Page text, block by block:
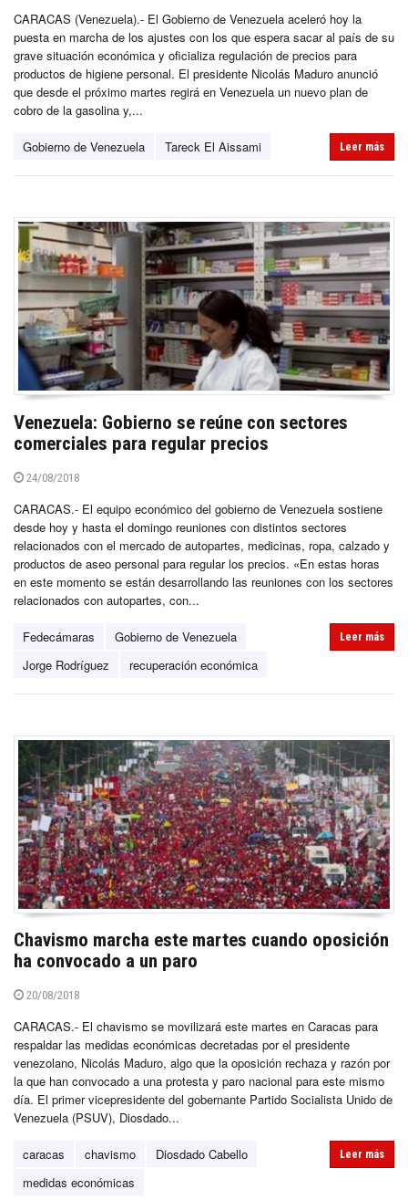
CARACAS (Venezuela).- El Gobierno de Venezuela aceleró hoy la
puesta en marcha de los ajustes con los que espera sacar al país de su
grave situación económica y oficializa regulación de precios para
productos de higiene personal. El presidente Nicolás Maduro anunció
que desde el próximo martes regirá en Venezuela un nuevo plan de
cobro de la gasolina y,...
Gobierno de Venezuela Tareck El Aissami Leer más
Venezuela: Gobierno se reúne con sectores
comerciales para regular precios
24/08/2018
CARACAS.- El equipo económico del gobierno de Venezuela sostiene
desde hoy y hasta el domingo reuniones con distintos sectores
relacionados con el mercado de autopartes, medicinas, ropa, calzado y
productos de aseo personal para regular los precios. «En estas horas
en este momento se están desarrollando las reuniones con los sectores
relacionados con autopartes, con...
Fedecámaras
Gobierno de Venezuela
Jorge Rodríguez
recuperación económica
Leer más
Chavismo marcha este martes cuando oposición
ha convocado a un paro
20/08/2018
CARACAS.- El chavismo se movilizará este martes en Caracas para
respaldar las medidas económicas decretadas por el presidente
venezolano, Nicolás Maduro, algo que la oposición rechaza y razón por
la que han convocado a una protesta y paro nacional para este mismo
día. El primer vicepresidente del gobernante Partido Socialista Unido de
Venezuela (PSUV), Diosdado...
caracas chavismo
Diosdado Cabello
medidas económicas
Leer más